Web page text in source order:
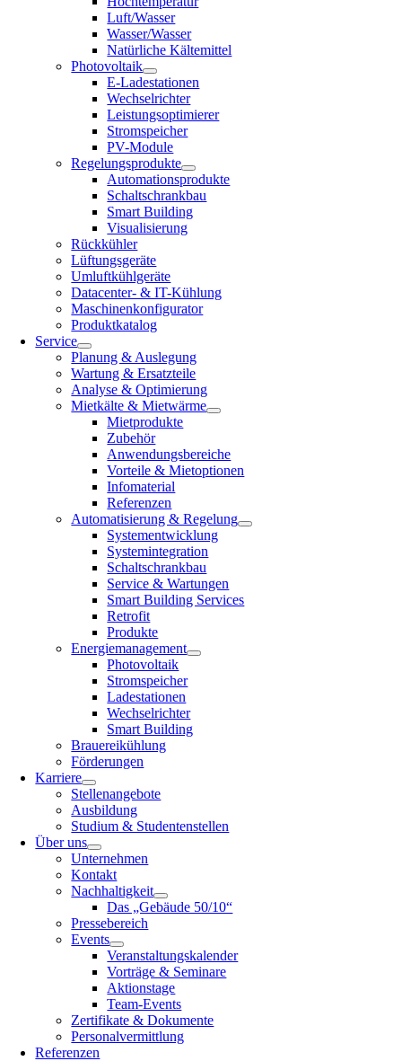
Luft/Wasser
Wasser/Wasser
Natürliche Kältemittel
Photovoltaik
E-Ladestationen
Wechselrichter
Leistungsoptimierer
Stromspeicher
PV-Module
Regelungsprodukte
Automationsprodukte
Schaltschrankbau
Smart Building
Visualisierung
Rückkühler
Lüftungsgeräte
Umluftkühlgeräte
Datacenter- & IT-Kühlung
Maschinenkonfigurator
Produktkatalog
Service
Planung & Auslegung
Wartung & Ersatzteile
Analyse & Optimierung
Mietkälte & Mietwärme
Mietprodukte
Zubehör
Anwendungsbereiche
Vorteile & Mietoptionen
Infomaterial
Referenzen
Automatisierung & Regelung
Systementwicklung
Systemintegration
Schaltschrankbau
Service & Wartungen
Smart Building Services
Retrofit
Produkte
Energiemanagement
Photovoltaik
Stromspeicher
Ladestationen
Wechselrichter
Smart Building
Brauereikühlung
Förderungen
Karriere
Stellenangebote
Ausbildung
Studium & Studentenstellen
Über uns
Unternehmen
Kontakt
Nachhaltigkeit
Das „Gebäude 50/10“
Pressebereich
Events
Veranstaltungskalender
Vorträge & Seminare
Aktionstage
Team-Events
Zertifikate & Dokumente
Personalvermittlung
Referenzen